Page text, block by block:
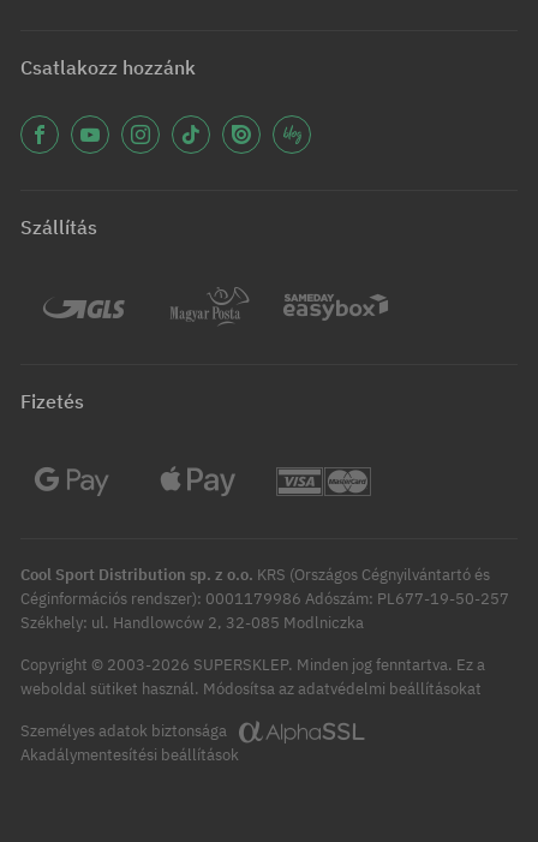
Csatlakozz hozzánk
Szállítás
Fizetés
Cool Sport Distribution sp. z o.o. KRS (Országos Cégnyilvántartó és
Céginformációs rendszer): 0001179986 Adószám: PL677-19-50-257
Székhely: ul. Handlowców 2, 32-085 Modlniczka
Copyright © 2003-2026 SUPERSKLEP. Minden jog fenntartva. Ez a
weboldal sütiket használ. Módosítsa az adatvédelmi beállításokat
Személyes adatok biztonsága
Akadálymentesítési beállítások